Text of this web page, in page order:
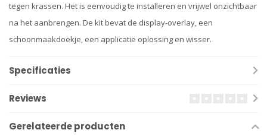
tegen krassen. Het is eenvoudig te installeren en vrijwel onzichtbaar
na het aanbrengen. De kit bevat de display-overlay, een
schoonmaakdoekje, een applicatie oplossing en wisser.
Specificaties
Reviews
Gerelateerde producten